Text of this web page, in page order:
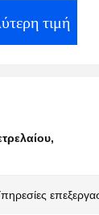
τιμή
,